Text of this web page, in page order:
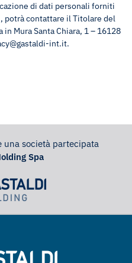
di dati personali forniti
contattare il Titolare del
Mura Santa Chiara, 1 – 16128
int.it.
una società partecipata
Spa